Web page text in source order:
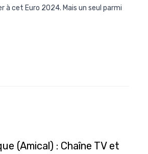
à cet Euro 2024. Mais un seul parmi
(Amical) : Chaîne TV et